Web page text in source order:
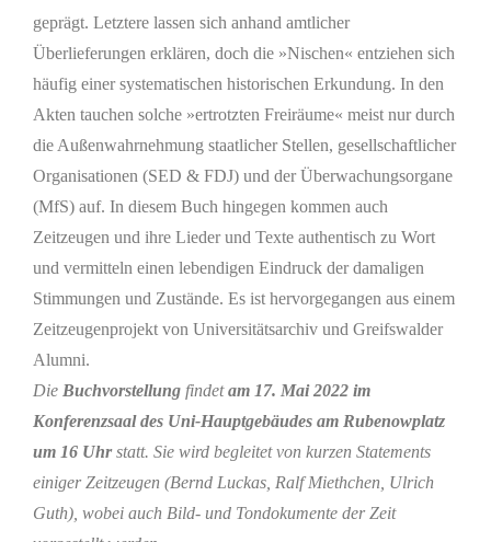
geprägt. Letztere lassen sich anhand amtlicher
Überlieferungen erklären, doch die »Nischen« entziehen sich
häufig einer systematischen historischen Erkundung. In den
Akten tauchen solche »ertrotzten Freiräume« meist nur durch
die Außenwahrnehmung staatlicher Stellen, gesellschaftlicher
Organisationen (SED & FDJ) und der Überwachungsorgane
(MfS) auf. In diesem Buch hingegen kommen auch
Zeitzeugen und ihre Lieder und Texte authentisch zu Wort
und vermitteln einen lebendigen Eindruck der damaligen
Stimmungen und Zustände. Es ist hervorgegangen aus einem
Zeitzeugenprojekt von Universitätsarchiv und Greifswalder
Alumni.
Die Buchvorstellung findetam 17. Mai 2022 im
Konferenzsaal des Uni-Hauptgebäudes am Rubenowplatz
um 16 Uhrstatt. Sie wird begleitet von kurzen Statements
einiger Zeitzeugen (Bernd Luckas, Ralf Miethchen, Ulrich
Guth), wobei auch Bild- und Tondokumente der Zeit